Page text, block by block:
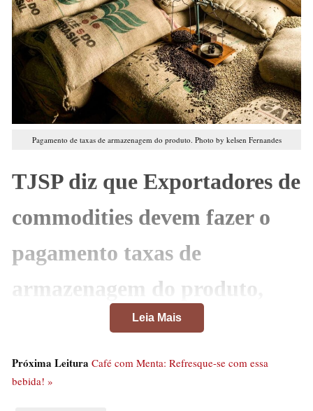
Pagamento de taxas de armazenagem do produto. Photo by kelsen Fernandes
TJSP diz que Exportadores de
commodities devem fazer o
pagamento taxas de
armazenagem do produto,
mesmo com atraso no
embarque
Leia Mais
Próxima Leitura Café com Menta: Refresque-se com essa
bebida! »